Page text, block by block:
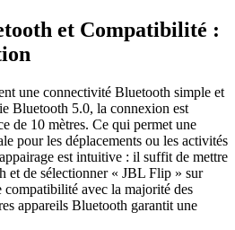
et Compatibilité :
une connectivité Bluetooth simple et
Bluetooth 5.0, la connexion est
de 10 mètres. Ce qui permet une
pour les déplacements ou les activités
est intuitive : il suffit de mettre
et de sélectionner « JBL Flip » sur
avec la majorité des
appareils Bluetooth garantit une